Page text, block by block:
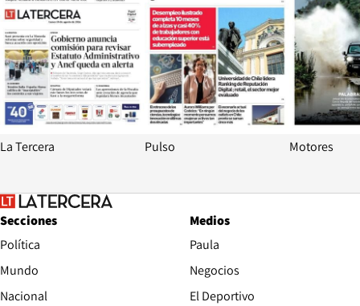
La Tercera Pulso Motores
Secciones
Política
Mundo
Nacional
Medios
Paula
Negocios
El Deportivo